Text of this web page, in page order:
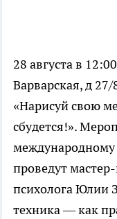
28 августа в
Варварская, д
«Нарисуй свою
сбудется!».
проведут
психолога Юлии
техника — как